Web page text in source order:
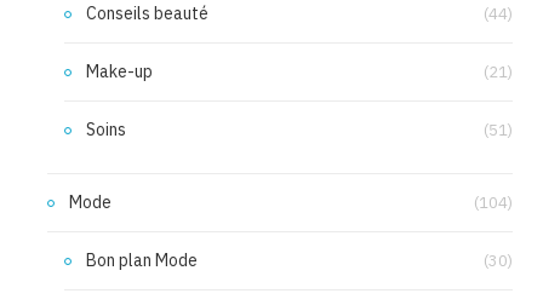
Conseils beauté (44)
Make-up (21)
Soins (51)
Mode (104)
Bon plan Mode (30)